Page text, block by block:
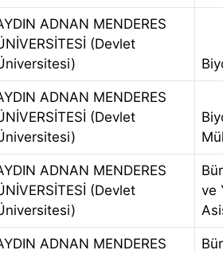
ADNAN MENDERES
(Devlet
ADNAN MENDERES
(Devlet
ADNAN MENDERES
(Devlet
ve
ADNAN MENDERES